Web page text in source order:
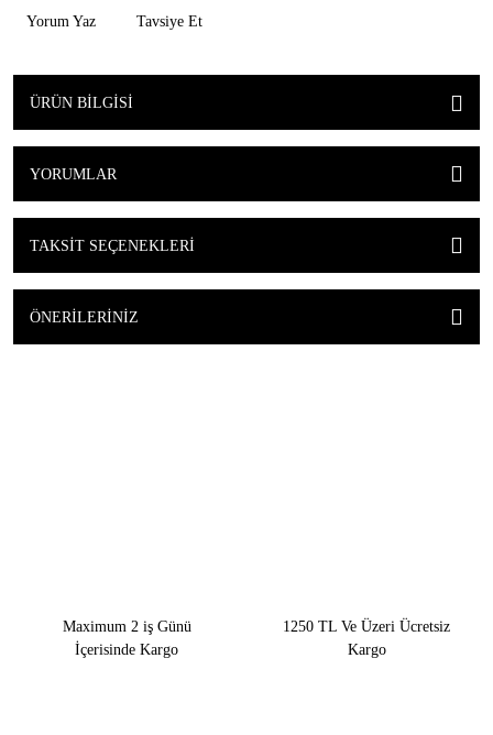
Yorum Yaz Tavsiye Et
ÜRÜN BILGISI
YORUMLAR
TAKSIT SEÇENEKLERI
ÖNERILERINIZ
Maximum 2 iş Günü
İçerisinde Kargo
1250 TL Ve Üzeri Ücretsiz
Kargo